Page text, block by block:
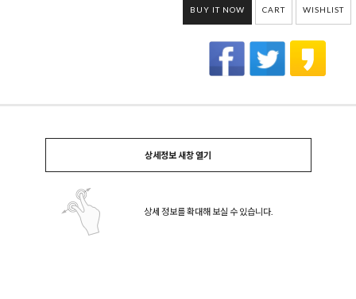
BUY IT NOW CART WISHLIST
상세정보 새창 열기
상세 정보를 확대해 보실 수 있습니다.